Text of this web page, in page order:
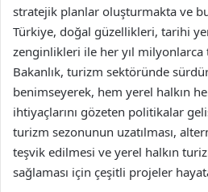
stratejik planlar oluşturmakta ve
Türkiye, doğal güzellikleri, tarihi
zenginlikleri ile her yıl milyonlarca
Bakanlık, turizm sektöründe
benimseyerek, hem yerel halkın
ihtiyaçlarını gözeten politikalar
turizm sezonunun uzatılması,
teşvik edilmesi ve yerel halkın
sağlaması için çeşitli projeler